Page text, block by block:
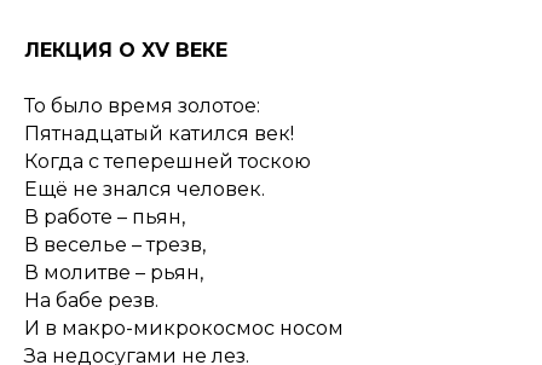
ЛЕКЦИЯ О XV ВЕКЕ
То было время золотое:
Пятнадцатый катился век!
Когда с теперешней тоскою
Ещё не знался человек.
В работе – пьян,
В веселье – трезв,
В молитве – рьян,
На бабе резв.
И в макро-микрокосмос носом
За недосугами не лез.